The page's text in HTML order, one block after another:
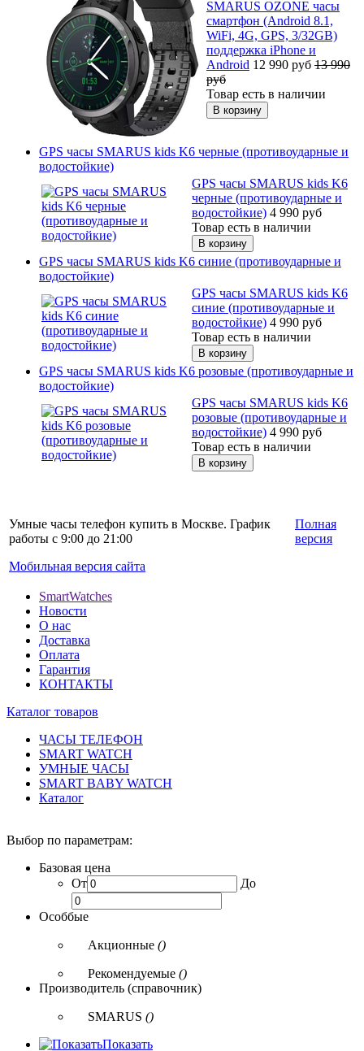
SMARUS OZONE часы
смартфон (Android 8.1,
WiFi, 4G, GPS, 3/32GB)
поддержка iPhone и
Android 12 990 руб 13 990
руб
Товар есть в наличии
GPS часы SMARUS kids K6 черные (противоударные и
водостойкие)
GPS часы SMARUS kids K6
черные (противоударные и
водостойкие) 4 990 руб
Товар есть в наличии
GPS часы SMARUS kids K6 синие (противоударные и
водостойкие)
GPS часы SMARUS kids K6
синие (противоударные и
водостойкие) 4 990 руб
Товар есть в наличии
GPS часы SMARUS kids K6 розовые (противоударные и
водостойкие)
GPS часы SMARUS kids K6
розовые (противоударные и
водостойкие) 4 990 руб
Товар есть в наличии
Умные часы телефон купить в Москве. График
работы с 9:00 до 21:00
Мобильная версия сайта
Полная
версия
SmartWatches
Новости
О нас
Доставка
Оплата
Гарантия
КОНТАКТЫ
Каталог товаров
ЧАСЫ ТЕЛЕФОН
SMART WATCH
УМНЫЕ ЧАСЫ
SMART BABY WATCH
Каталог
Выбор по параметрам:
Базовая цена
От
До
Особбые
Акционные ()
Рекомендуемые ()
Производитель (справочник)
SMARUS ()
Показать